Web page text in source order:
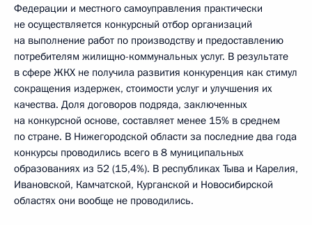
Федерации и местного самоуправления практически
не осуществляется конкурсный отбор организаций
на выполнение работ по производству и предоставлению
потребителям жилищно-коммунальных услуг. В результате
в сфере ЖКХ не получила развития конкуренция как стимул
сокращения издержек, стоимости услуг и улучшения их
качества. Доля договоров подряда, заключенных
на конкурсной основе, составляет менее 15% в среднем
по стране. В Нижегородской области за последние два года
конкурсы проводились всего в 8 муниципальных
образованиях из 52 (15,4%). В республиках Тыва и Карелия,
Ивановской, Камчатской, Курганской и Новосибирской
областях они вообще не проводились.